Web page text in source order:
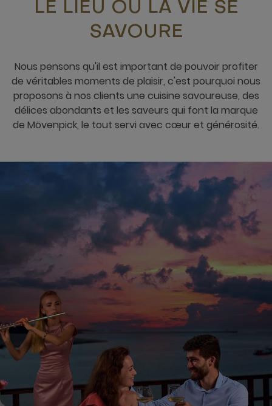
LE LIEU OÙ LA VIE SE
SAVOURE
Nous pensons qu'il est important de pouvoir profiter
de véritables moments de plaisir, c'est pourquoi nous
proposons à nos clients une cuisine savoureuse, des
délices abondants et les saveurs qui font la marque
de Mövenpick, le tout servi avec cœur et générosité.